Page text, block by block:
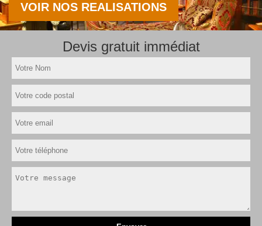
VOIR NOS REALISATIONS
Devis gratuit immédiat